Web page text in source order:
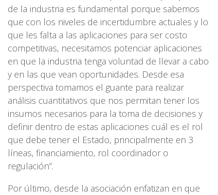
de la industria es fundamental porque sabemos
que con los niveles de incertidumbre actuales y lo
que les falta a las aplicaciones para ser costo
competitivas, necesitamos potenciar aplicaciones
en que la industria tenga voluntad de llevar a cabo
y en las que vean oportunidades. Desde esa
perspectiva tomamos el guante para realizar
análisis cuantitativos que nos permitan tener los
insumos necesarios para la toma de decisiones y
definir dentro de estas aplicaciones cuál es el rol
que debe tener el Estado, principalmente en 3
líneas, financiamiento, rol coordinador o
regulación”.
Por último, desde la asociación enfatizan en que